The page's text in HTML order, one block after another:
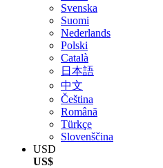
Svenska
Suomi
Nederlands
Polski
Català
日本語
中文
Čeština
Română
Türkçe
Slovenščina
USD
US$